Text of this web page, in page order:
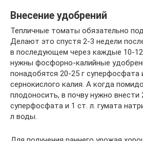
Внесение удобрений
Тепличные томаты обязательно
Делают это спустя 2-3 недели
в последующем через каждые 10-
нужны фосфорно-калийные
понадобятся 20-25 г суперфосфата
сернокислого калия. А когда
плодоносить, в почву нужно внести
суперфосфата и 1 ст. л. гумата
л воды.